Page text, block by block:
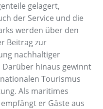
gelagert,
der Service und die
werden über den
Beitrag zur
nachhaltiger
hinaus gewinnt
Tourismus
Als maritimes
er Gäste aus